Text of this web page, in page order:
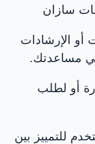
سازان
الإرشادات
مساعدتك.
أو لطلب
من الفئة ١: يُستخدم للتمييز بين